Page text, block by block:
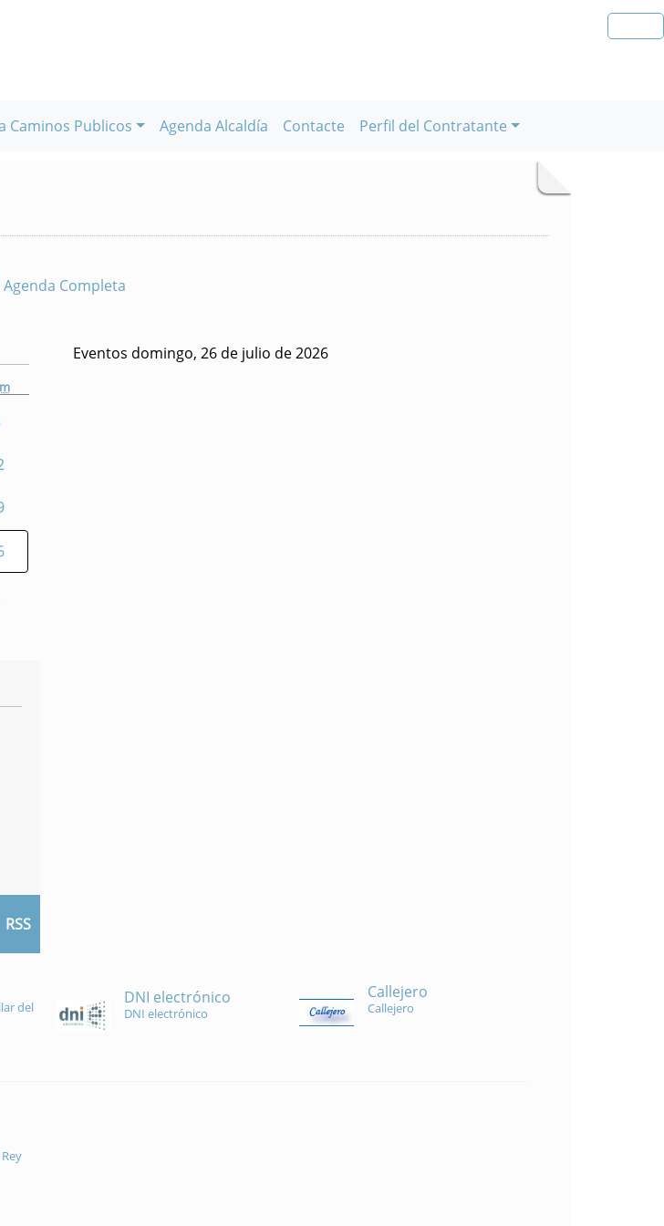
Caminos Publicos Agenda Alcaldía Contacte Perfil del Contratante
Agenda Completa
Eventos domingo, 26 de julio de 2026
RSS
del DNI electrónico
DNI electrónico
Callejero
Callejero